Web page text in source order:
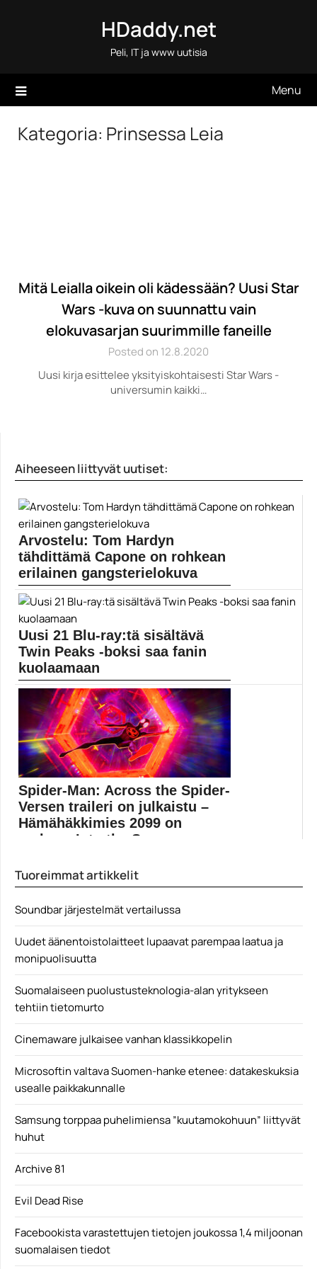
HDaddy.net
Peli, IT ja www uutisia
Menu
Kategoria: Prinsessa Leia
Mitä Leialla oikein oli kädessään? Uusi Star
Wars -kuva on suunnattu vain
elokuvasarjan suurimmille faneille
Posted on 12.8.2020
Uusi kirja esittelee yksityiskohtaisesti Star Wars -
universumin kaikki…
Aiheeseen liittyvät uutiset:
Arvostelu: Tom Hardyn
tähdittämä Capone on rohkean
erilainen gangsterielokuva
Ohjaaja Josh Trank syytti studiota Fantastic Four -
Al Capone
Uusi 21 Blu-ray:tä sisältävä
Twin Peaks -boksi saa fanin
kuolaamaan
Twin Peaks -jättilootassa on kuusi tuntia uutta
bonusmateriaalia. ...
David Lynch
Spider-Man: Across the Spider-
Versen traileri on julkaistu –
Hämähäkkimies 2099 on
mukana Into the S...
Spider-Man: Into...
Tuoreimmat artikkelit
Soundbar järjestelmät vertailussa
Uudet äänentoistolaitteet lupaavat parempaa laatua ja
monipuolisuutta
Suomalaiseen puolustusteknologia-alan yritykseen
tehtiin tietomurto
Cinemaware julkaisee vanhan klassikkopelin
Microsoftin valtava Suomen-hanke etenee: datakeskuksia
usealle paikkakunnalle
Samsung torppaa puhelimiensa ”kuutamokohuun” liittyvät
huhut
Archive 81
Evil Dead Rise
Facebookista varastettujen tietojen joukossa 1,4 miljoonan
suomalaisen tiedot